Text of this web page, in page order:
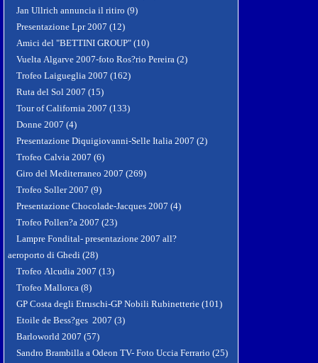
Jan Ullrich annuncia il ritiro (9)
Presentazione Lpr 2007 (12)
Amici del "BETTINI GROUP" (10)
Vuelta Algarve 2007-foto Ros?rio Pereira (2)
Trofeo Laigueglia 2007 (162)
Ruta del Sol 2007 (15)
Tour of California 2007 (133)
Donne 2007 (4)
Presentazione Diquigiovanni-Selle Italia 2007 (2)
Trofeo Calvia 2007 (6)
Giro del Mediterraneo 2007 (269)
Trofeo Soller 2007 (9)
Presentazione Chocolade-Jacques 2007 (4)
Trofeo Pollen?a 2007 (23)
Lampre Fondital- presentazione 2007 all?
aeroporto di Ghedi (28)
Trofeo Alcudia 2007 (13)
Trofeo Mallorca (8)
GP Costa degli Etruschi-GP Nobili Rubinetterie (101)
Etoile de Bess?ges 2007 (3)
Barloworld 2007 (57)
Sandro Brambilla a Odeon TV- Foto Uccia Ferrario (25)